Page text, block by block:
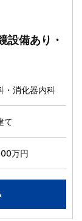
設備あり・
・消化器内科
て
万円